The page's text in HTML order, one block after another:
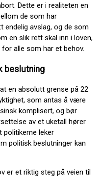
Dette er i realiteten en
de som har
avslag, og de som
en slik rett skal inn i loven,
alle som har et behov.
beslutning
en absolutt grense på 22
som antas å være
komplisert, og bør
av et uketall hører
politikerne leker
politisk beslutninger kan
er et riktig steg på veien til